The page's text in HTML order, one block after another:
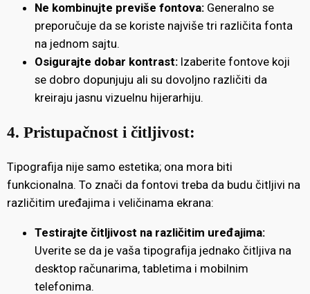
Ne kombinujte previše fontova: Generalno se
preporučuje da se koriste najviše tri različita fonta
na jednom sajtu.
Osigurajte dobar kontrast: Izaberite fontove koji
se dobro dopunjuju ali su dovoljno različiti da
kreiraju jasnu vizuelnu hijerarhiju.
4. Pristupačnost i čitljivost:
Tipografija nije samo estetika; ona mora biti
funkcionalna. To znači da fontovi treba da budu čitljivi na
različitim uređajima i veličinama ekrana:
Testirajte čitljivost na različitim uređajima:
Uverite se da je vaša tipografija jednako čitljiva na
desktop računarima, tabletima i mobilnim
telefonima.